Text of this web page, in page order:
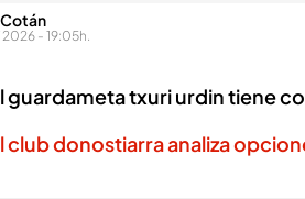
2026 - 19:05h.
guardameta txuri urdin tiene
club donostiarra analiza